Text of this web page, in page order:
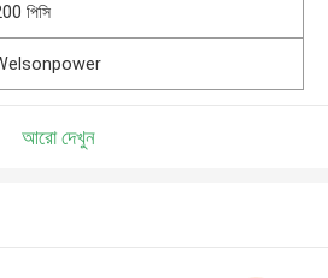
পিসি
আরো দেখুন